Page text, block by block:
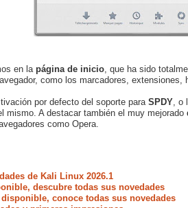
en la página de inicio , que ha sido
como los marcadores, extensiones,
por defecto del soporte para SPDY ,
mismo. A destacar también el muy mejorado
como Opera.
de Kali Linux 2026.1
descubre todas sus novedades
conoce todas sus novedades